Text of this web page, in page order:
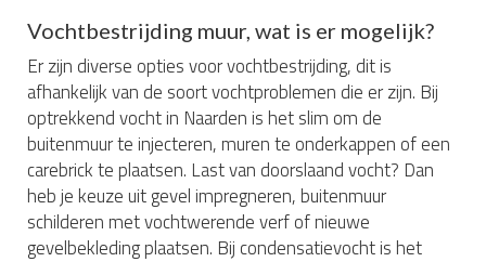
Vochtbestrijding muur, wat is er mogelijk?
Er zijn diverse opties voor vochtbestrijding, dit is
afhankelijk van de soort vochtproblemen die er zijn. Bij
optrekkend vocht in Naarden is het slim om de
buitenmuur te injecteren, muren te onderkappen of een
carebrick te plaatsen. Last van doorslaand vocht? Dan
heb je keuze uit gevel impregneren, buitenmuur
schilderen met vochtwerende verf of nieuwe
gevelbekleding plaatsen. Bij condensatievocht is het